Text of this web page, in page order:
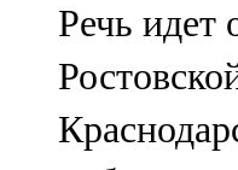
Шәмәрдән
102,3 FM
Яңа чишмә
Речь